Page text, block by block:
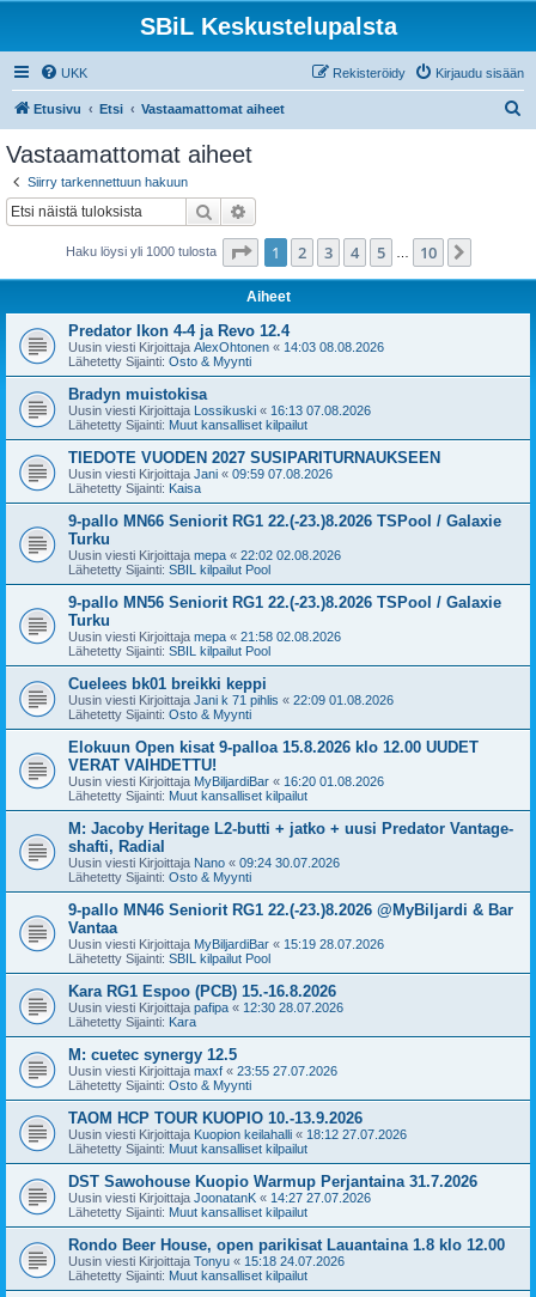
SBiL Keskustelupalsta
UKK Kirjaudu sisään
Rekisteröidy
Etusivu Etsi Vastaamattomat aiheet
Vastaamattomat aiheet
Siirry tarkennettuun hakuun
Etsi
Haku löysi yli 1000 tulosta Sivu /10
1 2 3 4 5 10
Aiheet
Predator Ikon 4-4 ja Revo 12.4
Uusin viesti Kirjoittaja AlexOhtonen « 14:03 08.08.2026
Lähetetty Sijainti: Osto & Myynti
Bradyn muistokisa
Uusin viesti Kirjoittaja Lossikuski « 16:13 07.08.2026
Lähetetty Sijainti: Muut kansalliset kilpailut
TIEDOTE VUODEN 2027 SUSIPARITURNAUKSEEN
Uusin viesti Kirjoittaja Jani « 09:59 07.08.2026
Lähetetty Sijainti: Kaisa
9-pallo MN66 Seniorit RG1 22.(-23.)8.2026 TSPool / Galaxie
Turku
Uusin viesti Kirjoittaja mepa « 22:02 02.08.2026
Lähetetty Sijainti: SBIL kilpailut Pool
9-pallo MN56 Seniorit RG1 22.(-23.)8.2026 TSPool / Galaxie
Turku
Uusin viesti Kirjoittaja mepa « 21:58 02.08.2026
Lähetetty Sijainti: SBIL kilpailut Pool
Cuelees bk01 breikki keppi
Uusin viesti Kirjoittaja Jani k 71 pihlis « 22:09 01.08.2026
Lähetetty Sijainti: Osto & Myynti
Elokuun Open kisat 9-palloa 15.8.2026 klo 12.00 UUDET
VERAT VAIHDETTU!
Uusin viesti Kirjoittaja MyBiljardiBar « 16:20 01.08.2026
Lähetetty Sijainti: Muut kansalliset kilpailut
M: Jacoby Heritage L2-butti + jatko + uusi Predator Vantage-
shafti, Radial
Uusin viesti Kirjoittaja Nano « 09:24 30.07.2026
Lähetetty Sijainti: Osto & Myynti
9-pallo MN46 Seniorit RG1 22.(-23.)8.2026 @MyBiljardi & Bar
Vantaa
Uusin viesti Kirjoittaja MyBiljardiBar « 15:19 28.07.2026
Lähetetty Sijainti: SBIL kilpailut Pool
Kara RG1 Espoo (PCB) 15.-16.8.2026
Uusin viesti Kirjoittaja pafipa « 12:30 28.07.2026
Lähetetty Sijainti: Kara
M: cuetec synergy 12.5
Uusin viesti Kirjoittaja maxf « 23:55 27.07.2026
Lähetetty Sijainti: Osto & Myynti
TAOM HCP TOUR KUOPIO 10.-13.9.2026
Uusin viesti Kirjoittaja Kuopion keilahalli « 18:12 27.07.2026
Lähetetty Sijainti: Muut kansalliset kilpailut
DST Sawohouse Kuopio Warmup Perjantaina 31.7.2026
Uusin viesti Kirjoittaja JoonatanK « 14:27 27.07.2026
Lähetetty Sijainti: Muut kansalliset kilpailut
Rondo Beer House, open parikisat Lauantaina 1.8 klo 12.00
Uusin viesti Kirjoittaja Tonyu « 15:18 24.07.2026
Lähetetty Sijainti: Muut kansalliset kilpailut